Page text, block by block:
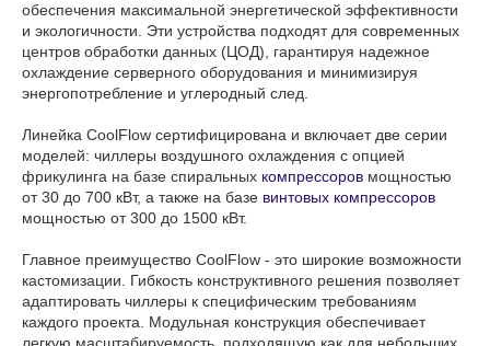
обеспечения максимальной энергетической эффективности
и экологичности. Эти устройства подходят для современных
центров обработки данных (ЦОД), гарантируя надежное
охлаждение серверного оборудования и минимизируя
энергопотребление и углеродный след.
Линейка CoolFlow сертифицирована и включает две серии
моделей: чиллеры воздушного охлаждения с опцией
фрикулинга на базе спиральных компрессоров мощностью
от 30 до 700 кВт, а также на базе винтовых компрессоров
мощностью от 300 до 1500 кВт.
Главное преимущество CoolFlow - это широкие возможности
кастомизации. Гибкость конструктивного решения позволяет
адаптировать чиллеры к специфическим требованиям
каждого проекта. Модульная конструкция обеспечивает